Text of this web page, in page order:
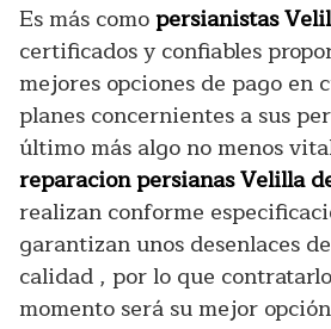
Es más comopersianistas
certificados y confiables
mejores opciones de pago en
planes concernientes a sus
último más algo no menos
reparacion persianas Velilla
realizan conforme
garantizan unos desenlaces
calidad , por lo que
momento será su mejor